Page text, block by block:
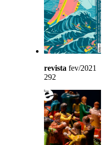
revista fev/2021
292